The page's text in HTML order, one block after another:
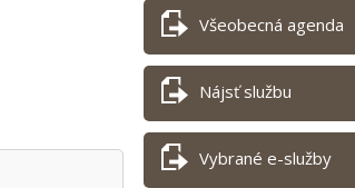
Všeobecná agenda
Nájsť službu
Vybrané e-služby